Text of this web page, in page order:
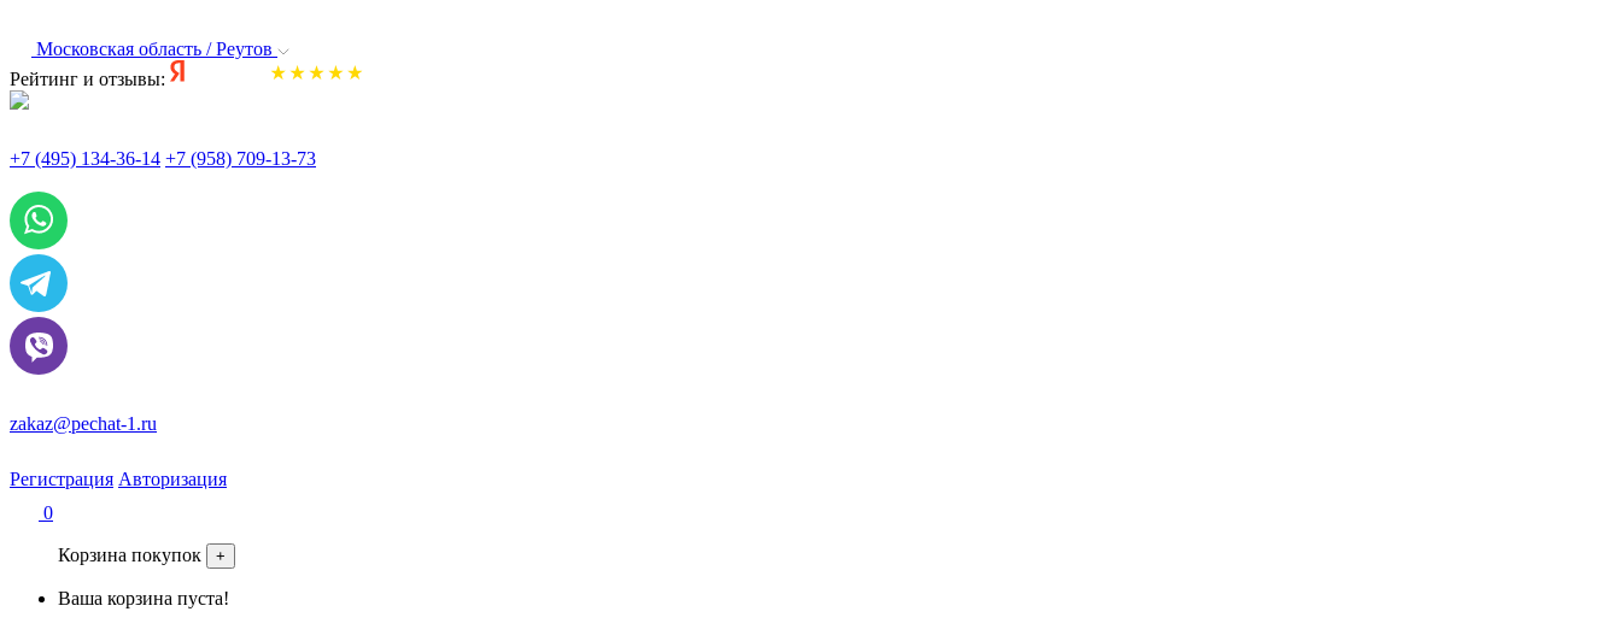
Московская область / Реутов
Рейтинг и отзывы:
+7 (495) 134-36-14 +7 (958) 709-13-73
zakaz@pechat-1.ru
Регистрация Авторизация
0
Корзина покупок +
Ваша корзина пуста!